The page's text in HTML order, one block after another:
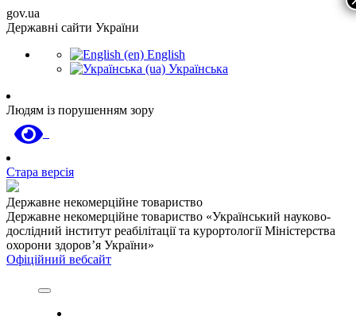
gov.ua
Державні сайти України
English
Українська
Людям із порушенням зору
Стара версія
Державне некомерційне товариство
Державне некомерційне товариство «Український науково-
дослідний інститут реабілітації та курортології Міністерства
охорони здоров’я України»
Офіційний вебсайт